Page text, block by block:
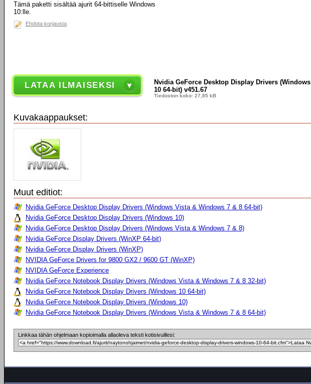
Tämä paketti sisältää ajurit 64-bittiselle Windows
10:lle.
Ehdota korjausta
LATAA ILMAISEKSI
Nvidia GeForce Desktop Display Drivers (Windows
10 64-bit) v451.67
Tiedoston koko: 27,85 kB
Kuvakaappaukset:
Muut editiot:
Nvidia GeForce Desktop Display Drivers (Windows Vista & Windows 7 & 8 64-bit)
Nvidia GeForce Desktop Display Drivers (Windows 10)
Nvidia GeForce Desktop Display Drivers (Windows Vista & Windows 7 & 8)
Nvidia GeForce Display Drivers (WinXP 64-bit)
Nvidia GeForce Display Drivers (WinXP)
NVIDIA GeForce Drivers for 9800 GX2 / 9600 GT (WinXP)
NVIDIA GeForce Experience
Nvidia GeForce Notebook Display Drivers (Windows Vista & Windows 7 & 8 32-bit)
Nvidia GeForce Notebook Display Drivers (Windows 10 64-bit)
Nvidia GeForce Notebook Display Drivers (Windows 10)
Nvidia GeForce Notebook Display Drivers (Windows Vista & Windows 7 & 8 64-bit)
Linkkaa tähän ohjelmaan kopioimalla allaoleva teksti kotisivuillesi: